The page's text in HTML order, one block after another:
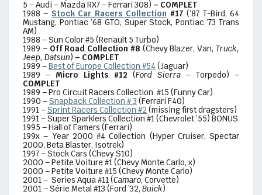
5 – Audi – Mazda RX7 – Ferrari 308) – COMPLET
1988 – Stock Car Racers Collection #17 (’87 T-Bird, 64
Mustang, Pontiac ’68 GTO, Super Stock, Pontiac ’73 Trans
AM)
1988 – Sun Color #5 (Renault 5 Turbo)
1989 – Off Road Collection #8 (Chevy Blazer, Van,Truck,
Jeep, Datsun) – COMPLET
1989 –Best of Europe Collection #54 (Jaguar)
1989 – Micro Lights #12 (Ford Sierra – Torpedo) –
COMPLET
1989 – Pro Circuit Racers Collection #15 (Funny Car)
1990 –Snapback Collection # 3 (Ferrari F40)
1991 –Sprint Racers Collection #2 (missing first dragsters)
1991 – Super Sparklers Collection #1 (Chevrolet ’55) BONUS
1995 – Hall of Famers (Ferrari)
199x – Year 2000 #4 Collection (Hyper Cruiser, Spectar
2000, Beta Blaster, Isotrek)
1997 – Stock Cars (Chevy S10)
2000 – Petite Voiture #1 (Chevy Monte Carlo, x)
2000 – Petite Voiture #15 (Chevy Monte Carlo)
2001 – Series Aqua #11 (Camaro, Corvette)
2001 – Série Metal #13 (Ford ’32, Buick)